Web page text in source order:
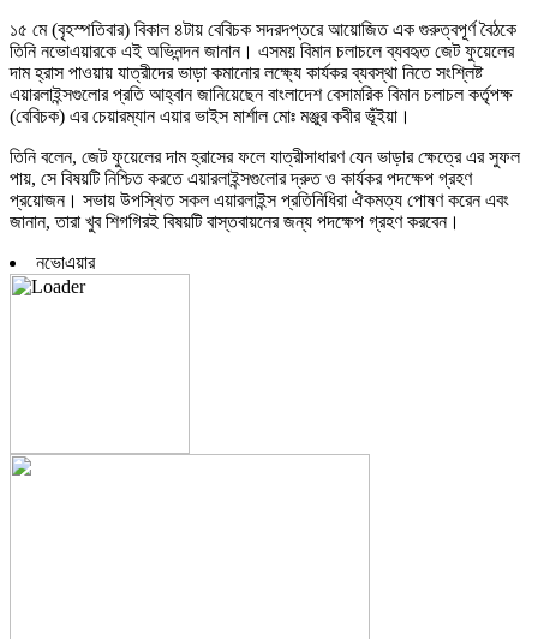
১৫ মে (বৃহস্পতিবার) বিকাল ৪টায় বেবিচক সদরদপ্তরে আয়োজিত এক গুরুত্বপূর্ণ বৈঠকে
তিনি নভোএয়ারকে এই অভিনন্দন জানান। এসময় বিমান চলাচলে ব্যবহৃত জেট ফুয়েলের
দাম হ্রাস পাওয়ায় যাত্রীদের ভাড়া কমানোর লক্ষ্যে কার্যকর ব্যবস্থা নিতে সংশ্লিষ্ট
এয়ারলাইন্সগুলোর প্রতি আহ্বান জানিয়েছেন বাংলাদেশ বেসামরিক বিমান চলাচল কর্তৃপক্ষ
(বেবিচক) এর চেয়ারম্যান এয়ার ভাইস মার্শাল মোঃ মঞ্জুর কবীর ভূঁইয়া।
তিনি বলেন, জেট ফুয়েলের দাম হ্রাসের ফলে যাত্রীসাধারণ যেন ভাড়ার ক্ষেত্রে এর সুফল
পায়, সে বিষয়টি নিশ্চিত করতে এয়ারলাইন্সগুলোর দ্রুত ও কার্যকর পদক্ষেপ গ্রহণ
প্রয়োজন। সভায় উপস্থিত সকল এয়ারলাইন্স প্রতিনিধিরা ঐকমত্য পোষণ করেন এবং
জানান, তারা খুব শিগগিরই বিষয়টি বাস্তবায়নের জন্য পদক্ষেপ গ্রহণ করবেন।
নভোএয়ার